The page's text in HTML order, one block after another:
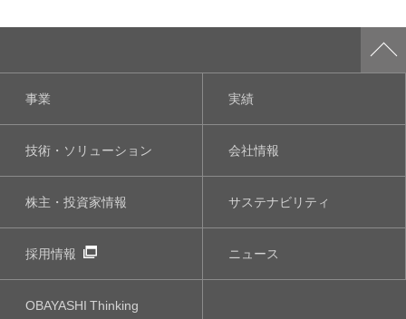
事業 実績
技術・ソリューション 会社情報
株主・投資家情報 サステナビリティ
採用情報 ニュース
OBAYASHIThinking